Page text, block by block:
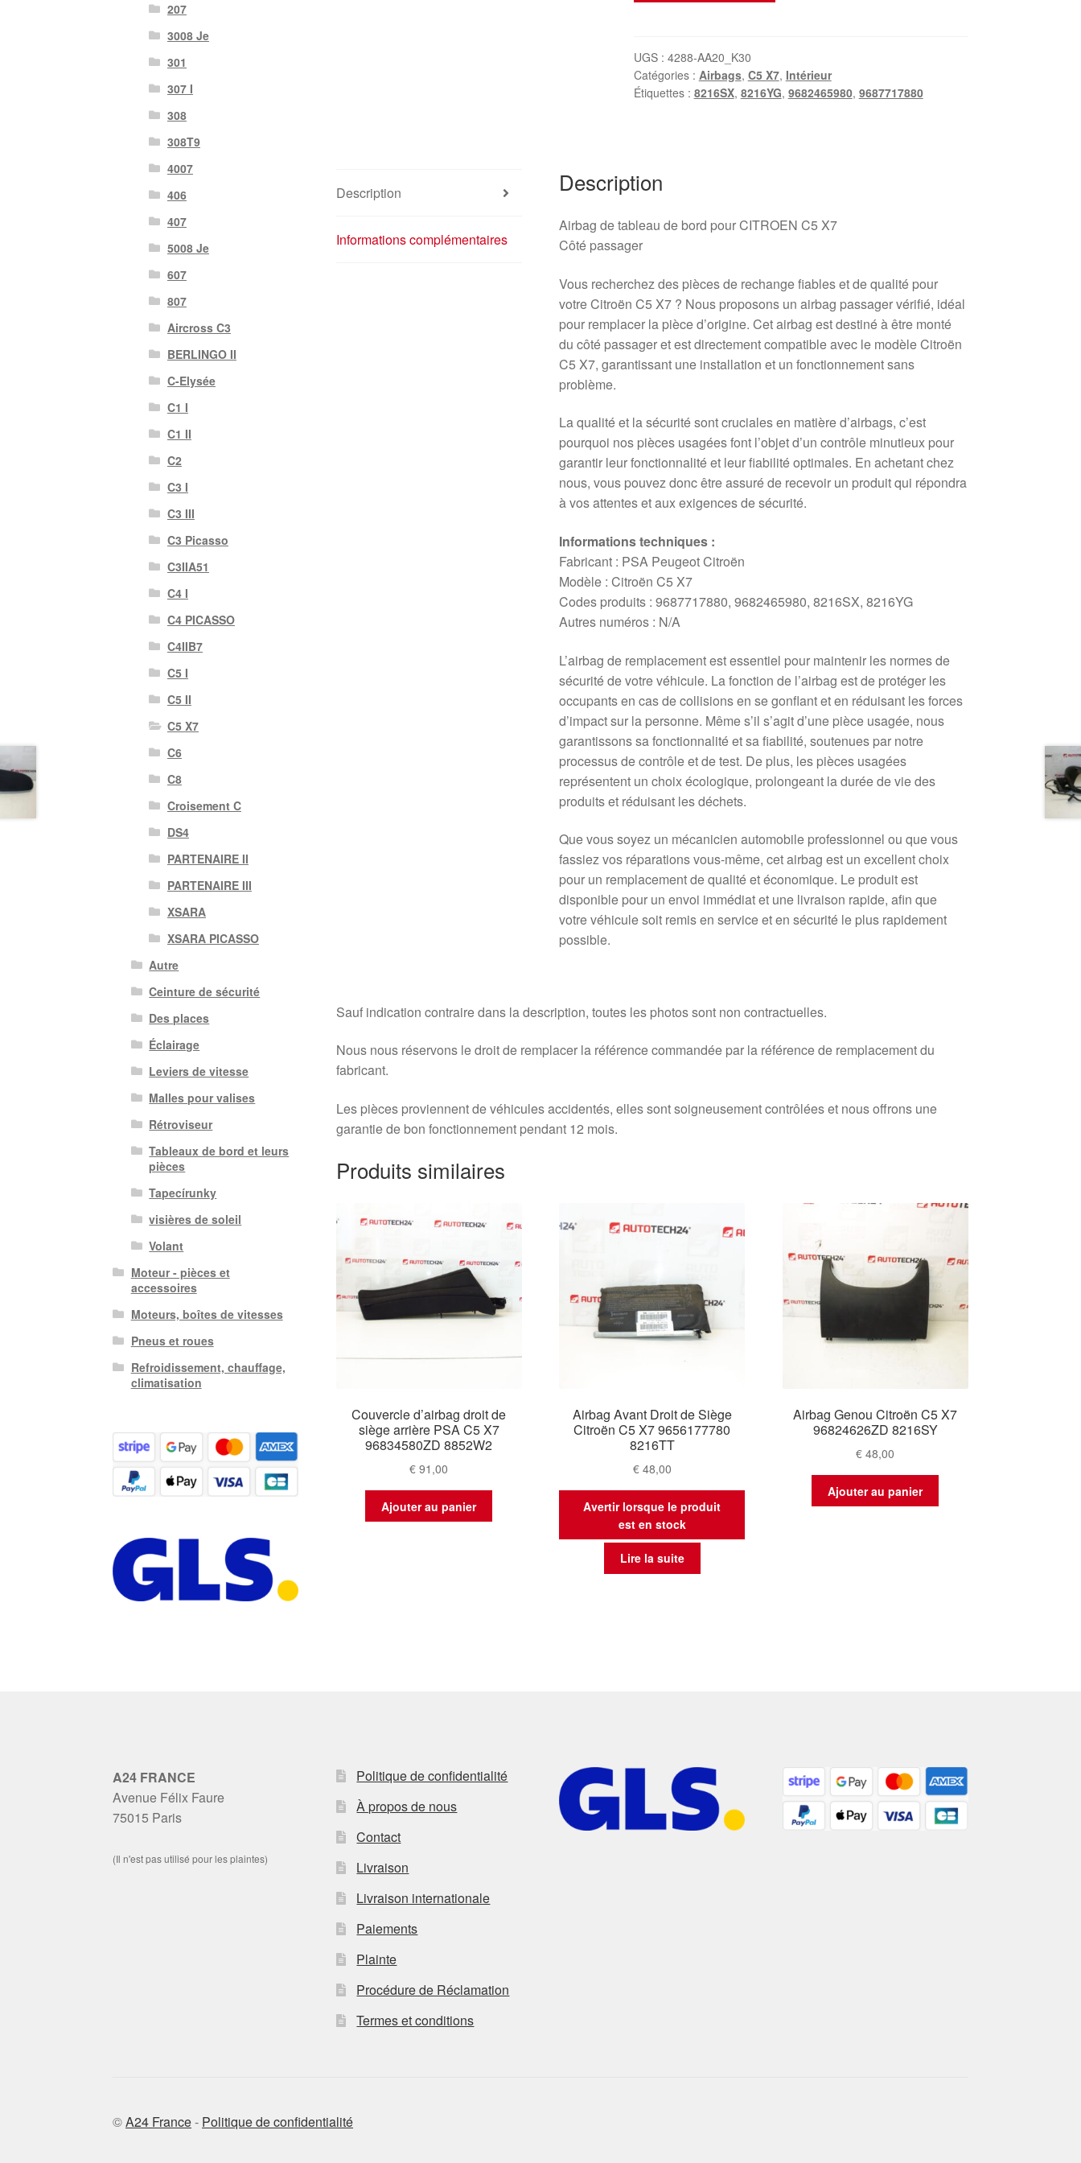
Citroën
C5
X7
UGS : 4288-AA20_K30
Catégories : Airbags, C5 X7, Intérieur
Étiquettes : 8216SX, 8216YG, 9682465980, 9687717880
Description
Informations complémentaires
Description
Airbag de tableau de bord pour CITROEN C5 X7
Côté passager
Vous recherchez des pièces de rechange fiables et de qualité pour
votre Citroën C5 X7 ? Nous proposons un airbag passager vérifié, idéal
pour remplacer la pièce d’origine. Cet airbag est destiné à être monté
du côté passager et est directement compatible avec le modèle Citroën
C5 X7, garantissant une installation et un fonctionnement sans
problème.
La qualité et la sécurité sont cruciales en matière d’airbags, c’est
pourquoi nos pièces usagées font l’objet d’un contrôle minutieux pour
garantir leur fonctionnalité et leur fiabilité optimales. En achetant chez
nous, vous pouvez donc être assuré de recevoir un produit qui répondra
à vos attentes et aux exigences de sécurité.
Informations techniques :
Fabricant : PSA Peugeot Citroën
Modèle : Citroën C5 X7
Codes produits : 9687717880, 9682465980, 8216SX, 8216YG
Autres numéros : N/A
L’airbag de remplacement est essentiel pour maintenir les normes de
sécurité de votre véhicule. La fonction de l’airbag est de protéger les
occupants en cas de collisions en se gonflant et en réduisant les forces
d’impact sur la personne. Même s’il s’agit d’une pièce usagée, nous
garantissons sa fonctionnalité et sa fiabilité, soutenues par notre
processus de contrôle et de test. De plus, les pièces usagées
représentent un choix écologique, prolongeant la durée de vie des
produits et réduisant les déchets.
Que vous soyez un mécanicien automobile professionnel ou que vous
fassiez vos réparations vous-même, cet airbag est un excellent choix
pour un remplacement de qualité et économique. Le produit est
disponible pour un envoi immédiat et une livraison rapide, afin que
votre véhicule soit remis en service et en sécurité le plus rapidement
possible.
Sauf indication contraire dans la description, toutes les photos sont non contractuelles.
Nous nous réservons le droit de remplacer la référence commandée par la référence de remplacement du
fabricant.
Les pièces proviennent de véhicules accidentés, elles sont soigneusement contrôlées et nous offrons une
garantie de bon fonctionnement pendant 12 mois.
Produits similaires
Couvercle d’airbag droit de
siège arrière PSA C5 X7
96834580ZD 8852W2
€ 91,00
Ajouter au panier
Airbag Avant Droit de Siège
Citroën C5 X7 9656177780
8216TT
€48,00
Avertir lorsque le produit
est en stock
Lire la suite
Airbag Genou Citroën C5 X7
96824626ZD 8216SY
€ 48,00
Ajouter au panier
207
3008 Je
301
307 I
308
308T9
4007
406
407
5008 Je
607
807
Aircross C3
BERLINGO II
C-Elysée
C1 I
C1 II
C2
C3 I
C3 III
C3 Picasso
C3IIA51
C4 I
C4 PICASSO
C4IIB7
C5 I
C5 II
C5 X7
C6
C8
Croisement C
DS4
PARTENAIRE II
PARTENAIRE III
XSARA
XSARA PICASSO
Autre
Ceinture de sécurité
Des places
Éclairage
Leviers de vitesse
Malles pour valises
Rétroviseur
Tableaux de bord et leurs
pièces
Tapecírunky
visières de soleil
Volant
Moteur - pièces et
accessoires
Moteurs, boîtes de vitesses
Pneus et roues
Refroidissement, chauffage,
climatisation
A24 FRANCE
Avenue Félix Faure
75015 Paris
(Il n'est pas utilisé pour les plaintes)
Politique de confidentialité
À propos de nous
Contact
Livraison
Livraison internationale
Paiements
Plainte
Procédure de Réclamation
Termes et conditions
©A24 France- Politique de confidentialité